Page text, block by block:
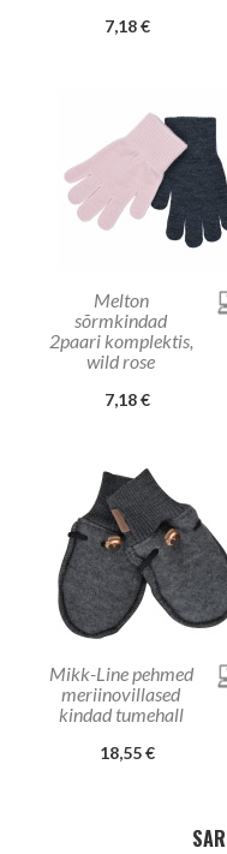
7,18 €
Melton
sõrmkindad
2paari komplektis,
wild rose
7,18 €
Mikk-Line pehmed
meriinovillased
kindad tumehall
18,55 €